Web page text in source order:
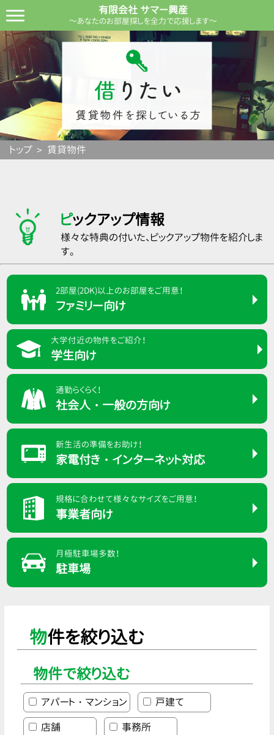
有限会社 サマー興産
～あなたのお部屋探しを全力で応援します～
トップ 賃貸物件
ピックアップ情報
様々な特典の付いた、ピックアップ物件を紹介しま
す。
ファミリー向け
2部屋(2DK)以上のお部屋をご用意！
学生向け
大学付近の物件をご紹介！
社会人・一般の方向け
通勤らくらく！
家電付き ・ インターネット対応
新生活の準備をお助け！
事業者向け
規格に合わせて様々なサイズをご用意！
駐車場
月極駐車場多数！
物件を絞り込む
物件で絞り込む
アパート・マンション
戸建て
店舗
事務所